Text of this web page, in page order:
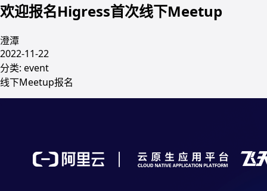
欢迎报名Higress首次线下Meetup
澄潭
2022-11-22
分类: event
线下Meetup报名